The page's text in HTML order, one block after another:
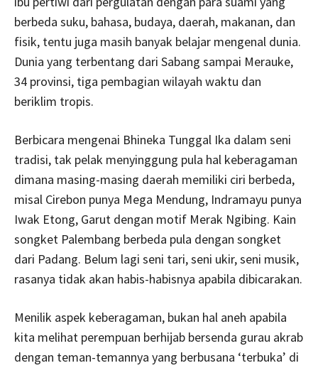
berbeda suku, bahasa, budaya, daerah, makanan, dan
fisik, tentu juga masih banyak belajar mengenal dunia.
Dunia yang terbentang dari Sabang sampai Merauke,
34 provinsi, tiga pembagian wilayah waktu dan
beriklim tropis.
Berbicara mengenai Bhineka Tunggal Ika dalam seni
tradisi, tak pelak menyinggung pula hal keberagaman
dimana masing-masing daerah memiliki ciri berbeda,
misal Cirebon punya Mega Mendung, Indramayu punya
Iwak Etong, Garut dengan motif Merak Ngibing. Kain
songket Palembang berbeda pula dengan songket
dari Padang. Belum lagi seni tari, seni ukir, seni musik,
rasanya tidak akan habis-habisnya apabila dibicarakan.
Menilik aspek keberagaman, bukan hal aneh apabila
kita melihat perempuan berhijab bersenda gurau akrab
dengan teman-temannya yang berbusana ‘terbuka’ di